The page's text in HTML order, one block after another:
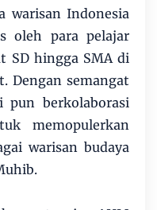
warisan Indonesia
oleh para pelajar
SD hingga SMA di
Dengan semangat
pun berkolaborasi
memopulerkan
warisan budaya